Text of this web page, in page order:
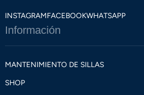
INSTAGRAMFACEBOOKWHATSAPP
Información
MANTENIMIENTO DE SILLAS
SHOP